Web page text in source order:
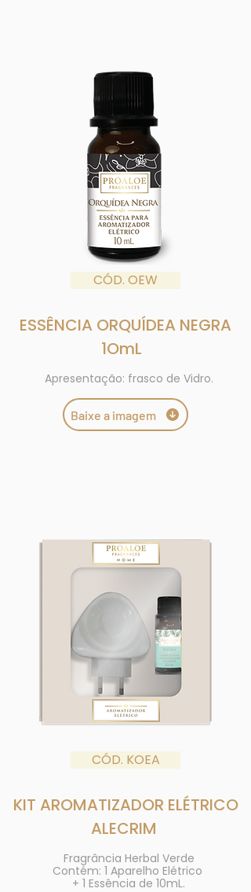
CÓD. OEW
ESSÊNCIA ORQUÍDEA NEGRA
1OmL
Apresentação: frasco de Vidro.
Baixe a imagem
CÓD. KOEA
KIT AROMATIZADOR ELÉTRICO
ALECRIM
Fragrância Herbal Verde
Contém: 1 Aparelho Elétrico
+ 1 Essência de 10mL.